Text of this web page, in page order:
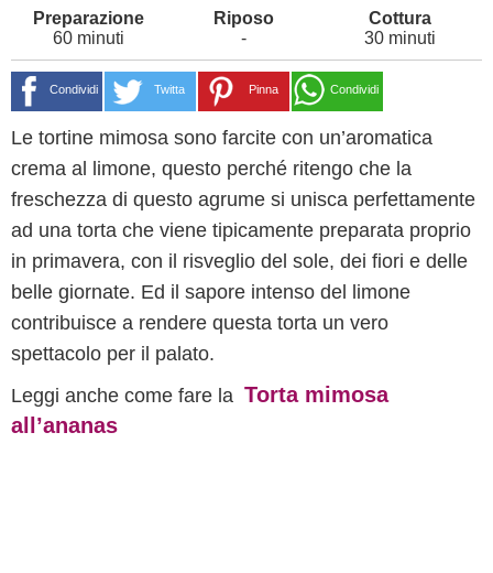
60 minuti - 30 minuti
Condividi Twitta Pinna Condividi
Le tortine mimosa sono farcite con un’aromatica
crema al limone, questo perché ritengo che la
freschezza di questo agrume si unisca perfettamente
ad una torta che viene tipicamente preparata proprio
in primavera, con il risveglio del sole, dei fiori e delle
belle giornate. Ed il sapore intenso del limone
contribuisce a rendere questa torta un vero
spettacolo per il palato.
Leggi anche come fare la Torta mimosa
all’ananas